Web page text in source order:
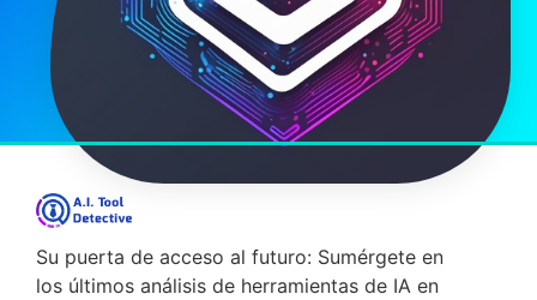
Su puerta de acceso al futuro: Sumérgete en
los últimos análisis de herramientas de IA en